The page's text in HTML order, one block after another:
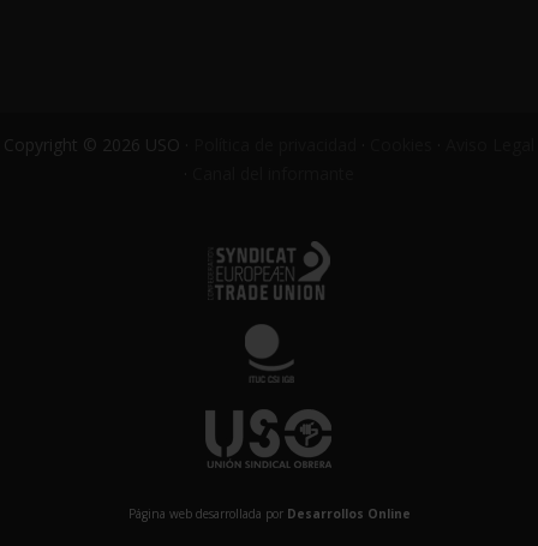
Copyright © 2026 USO ·
Página web desarrollada por Desarrollos Online